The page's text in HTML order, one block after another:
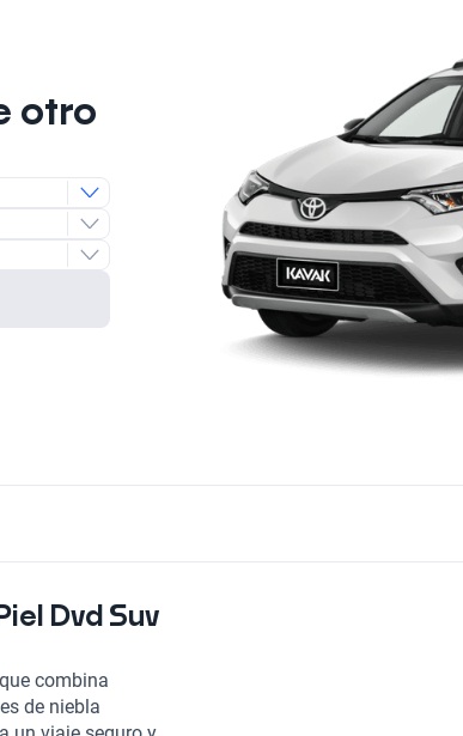
otro
Dvd Suv
combina
de niebla